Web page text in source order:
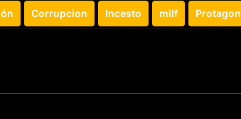
Corrupcion Incesto milf